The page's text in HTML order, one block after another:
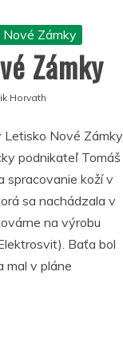
Nové Zámky
Zámky
Horvath
Nové Zámky.
podnikateľ Tomáš
spracovanie koží v
sa nachádzala v
na výrobu
Baťa bol
mal v pláne